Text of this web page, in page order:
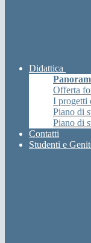
Didattica
Offerta
I progetti
Piano di
Piano di
Contatti
Studenti e